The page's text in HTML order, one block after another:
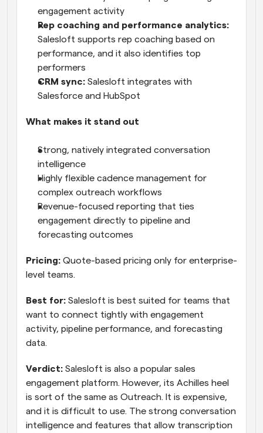
engagement activity
Rep coaching and performance analytics:
Salesloft supports rep coaching based on
performance, and it also identifies top
performers
CRM sync: Salesloft integrates with
Salesforce and HubSpot
What makes it stand out
Strong, natively integrated conversation
intelligence
Highly flexible cadence management for
complex outreach workflows
Revenue-focused reporting that ties
engagement directly to pipeline and
forecasting outcomes
Pricing: Quote-based pricing only for enterprise-
level teams.
Best for: Salesloft is best suited for teams that
want to connect tightly with engagement
activity, pipeline performance, and forecasting
data.
Verdict: Salesloft is also a popular sales
engagement platform. However, its Achilles heel
is sort of the same as Outreach. It is expensive,
and it is difficult to use. The strong conversation
intelligence and features that allow transcription